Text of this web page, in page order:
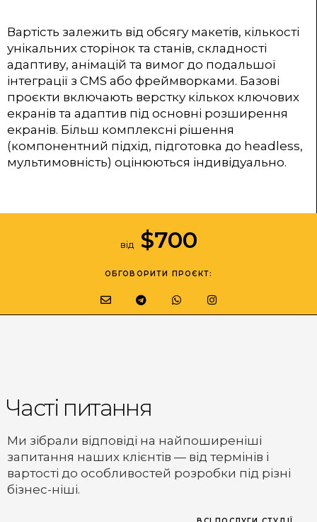
Вартість залежить від обсягу макетів, кількості
унікальних сторінок та станів, складності
адаптиву, анімацій та вимог до подальшої
інтеграції з CMS або фреймворками. Базові
проєкти включають верстку кількох ключових
екранів та адаптив під основні розширення
екранів. Більш комплексні рішення
(компонентний підхід, підготовка до headless,
мультимовність) оцінюються індивідуально.
від $700
ОБГОВОРИТИ ПРОЄКТ:
Часті питання
Ми зібрали відповіді на найпоширеніші
запитання наших клієнтів — від термінів і
вартості до особливостей розробки під різні
бізнес-ніші.